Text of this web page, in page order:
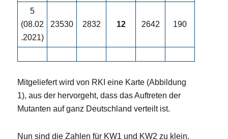
5
(08.02
.2021)
23530 2832 12 2642 190
Mitgeliefert wird von RKI eine Karte (Abbildung
1), aus der hervorgeht, dass das Auftreten der
Mutanten auf ganz Deutschland verteilt ist.
Nun sind die Zahlen für KW1 und KW2 zu klein,